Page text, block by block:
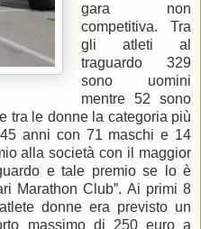
gara non
competitiva. Tra
gli atleti al
traguardo 329
sono uomini
mentre 52 sono
tra le donne la categoria più
anni con 71 maschi e 14
alla società con il maggior
e tale premio se lo è
Marathon Club”. Ai primi 8
donne era previsto un
massimo di 250 euro a